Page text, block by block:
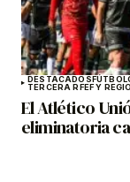
DESTACADOSFÚTBOL
TERCERA RFEF Y
El Atlético
eliminatoria